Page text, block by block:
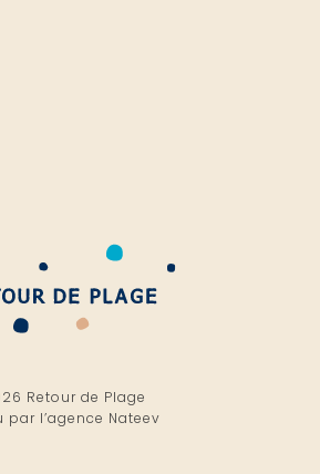
Retour de Plage
par l’agence Nateev